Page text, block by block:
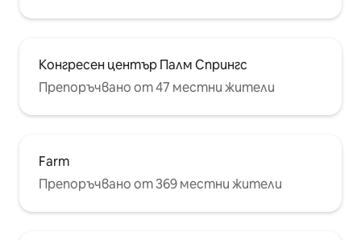
Конгресен център Палм Спрингс
Препоръчвано от 47 местни жители
Farm
Препоръчвано от 369 местни жители